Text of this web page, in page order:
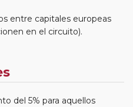
entre capitales europeas
en el circuito).
del 5% para aquellos